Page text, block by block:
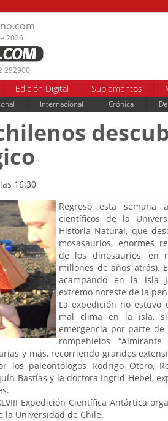
2026
292900
Edición Digital Suplementos
Internacional Crónica
16:30
Regresó esta
científicos de la
Historia Natural, que
mosasaurios, enormes
de los dinosaurios, en
millones de años atrás).
acampando en la isla
extremo noreste de la
La expedición no estuvo
mal clima en la isla,
emergencia por parte
rompehielos
y más, recorriendo grandes
los paleontólogos Rodrigo Otero,
Bastías y la doctora Ingrid Hebel,
Expedición Científica Antártica
la Universidad de Chile.